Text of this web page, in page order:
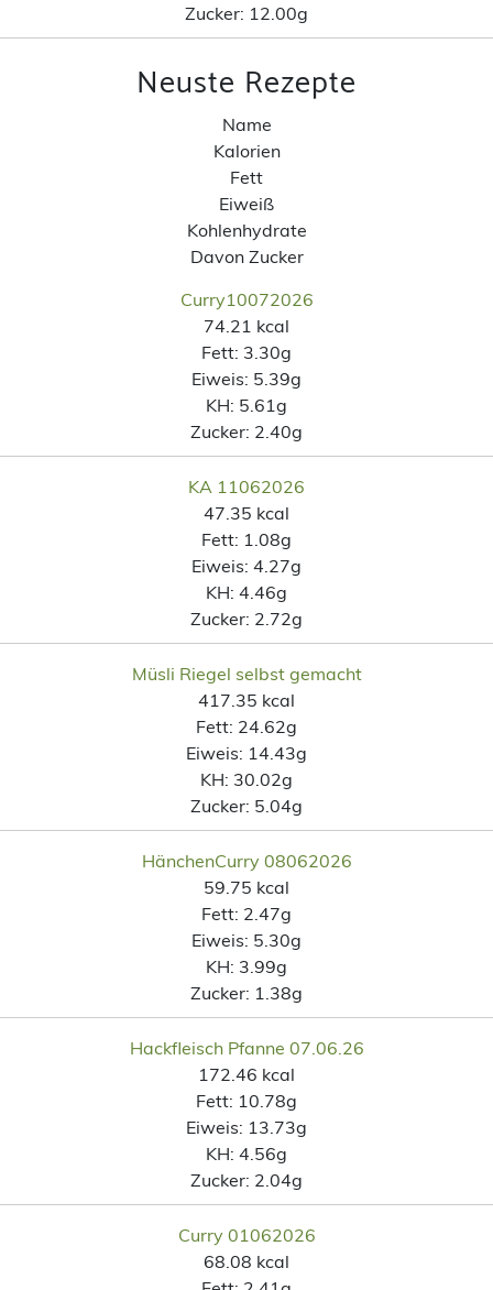
Zucker: 12.00g
Neuste Rezepte
Name
Kalorien
Fett
Eiweiß
Kohlenhydrate
Davon Zucker
Curry10072026
74.21 kcal
Fett: 3.30g
Eiweis: 5.39g
KH: 5.61g
Zucker: 2.40g
KA 11062026
47.35 kcal
Fett: 1.08g
Eiweis: 4.27g
KH: 4.46g
Zucker: 2.72g
Müsli Riegel selbst gemacht
417.35 kcal
Fett: 24.62g
Eiweis: 14.43g
KH: 30.02g
Zucker: 5.04g
HänchenCurry 08062026
59.75 kcal
Fett: 2.47g
Eiweis: 5.30g
KH: 3.99g
Zucker: 1.38g
Hackfleisch Pfanne 07.06.26
172.46 kcal
Fett: 10.78g
Eiweis: 13.73g
KH: 4.56g
Zucker: 2.04g
Curry 01062026
68.08 kcal